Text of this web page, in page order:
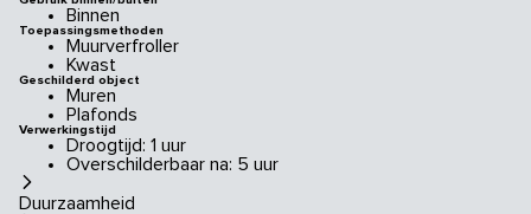
Binnen
Toepassingsmethoden
Muurverfroller
Kwast
Geschilderd object
Muren
Plafonds
Verwerkingstijd
Droogtijd: 1 uur
Overschilderbaar na: 5 uur
Duurzaamheid